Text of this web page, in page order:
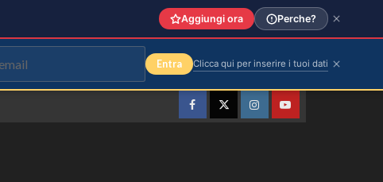
FacebookTwitterInstagramYouTube
Aggiungi ora Perche?
Entra Clicca qui per inserire i tuoi dati